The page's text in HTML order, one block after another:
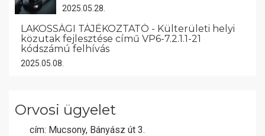
2025.05.28.
LAKOSSÁGI TÁJÉKOZTATÓ - Külterületi helyi
közutak fejlesztése című VP6-7.2.1.1-21
kódszámú felhívás
2025.05.08.
Orvosi ügyelet
cím: Mucsony, Bányász út 3.